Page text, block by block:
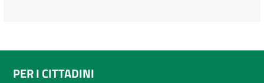
PER I CITTADINI